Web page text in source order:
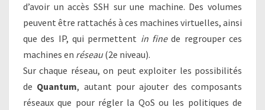
d’avoir un accès SSH sur une machine. Des volumes
peuvent être rattachés à ces machines virtuelles, ainsi
que des IP, qui permettent in finede regrouper ces
machines en réseau(2e niveau).
Sur chaque réseau, on peut exploiter les possibilités
de Quantum, autant pour ajouter des composants
réseaux que pour régler la QoS ou les politiques de